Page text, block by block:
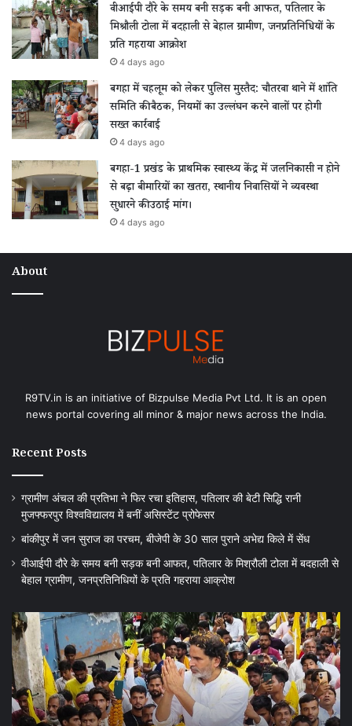
वीआईपी दौरे के समय बनी सड़क बनी आफत, पतिलार के
मिश्रौली टोला में बदहाली से बेहाल ग्रामीण, जनप्रतिनिधियों के
प्रति गहराया आक्रोश
4 days ago
बगहा में चहलूम को लेकर पुलिस मुस्तैद: चौतरवा थाने में शांति
समिति की बैठक, नियमों का उल्लंघन करने वालों पर होगी
सख्त कार्रवाई
4 days ago
बगहा-1 प्रखंड के प्राथमिक स्वास्थ्य केंद्र में जलनिकासी न होने
से बढ़ा बीमारियों का खतरा, स्थानीय निवासियों ने व्यवस्था
सुधारने की उठाई मांग।
4 days ago
About
R9TV.in is an initiative of Bizpulse Media Pvt Ltd. It is an open
news portal covering all minor & major news across the India.
Recent Posts
ग्रामीण अंचल की प्रतिभा ने फिर रचा इतिहास, पतिलार की बेटी सिद्धि रानी
मुजफ्फरपुर विश्वविद्यालय में बनीं असिस्टेंट प्रोफेसर
बांकीपुर में जन सुराज का परचम, बीजेपी के 30 साल पुराने अभेद्य किले में सेंध
वीआईपी दौरे के समय बनी सड़क बनी आफत, पतिलार के मिश्रौली टोला में बदहाली से
बेहाल ग्रामीण, जनप्रतिनिधियों के प्रति गहराया आक्रोश
बांकीपुर
में
जन
सुराज
का
परचम,
बीजेपी